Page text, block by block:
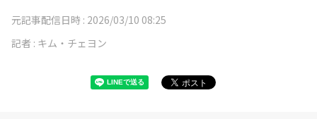
元記事配信日時 : 2026/03/10 08:25
記者 : キム・チェヨン